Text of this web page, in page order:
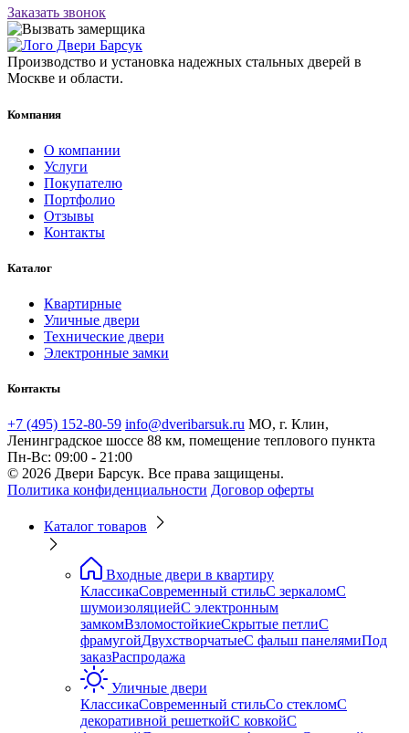
Заказать звонок
Производство и установка надежных стальных дверей в
Москве и области.
Компания
О компании
Услуги
Покупателю
Портфолио
Отзывы
Контакты
Каталог
Квартирные
Уличные двери
Технические двери
Электронные замки
Контакты
+7 (495) 152-80-59 info@dveribarsuk.ru МО, г. Клин,
Ленинградское шоссе 88 км, помещение теплового пункта
Пн-Вс: 09:00 - 21:00
© 2026 Двери Барсук. Все права защищены.
Политика конфиденциальности Договор оферты
Каталог товаров
Входные двери в квартиру
КлассикаСовременный стильС зеркаломС
шумоизоляциейС электронным
замкомВзломостойкиеСкрытые петлиС
фрамугойДвухстворчатыеС фальш панелямиПод
заказРаспродажа
Уличные двери
КлассикаСовременный стильСо стекломС
декоративной решеткойС ковкойС